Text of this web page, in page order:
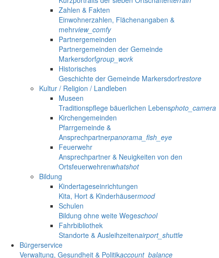
Zahlen & Fakten
Einwohnerzahlen, Flächenangaben &
mehrview_comfy
Partnergemeinden
Partnergemeinden der Gemeinde
Markersdorfgroup_work
Historisches
Geschichte der Gemeinde Markersdorfrestore
Kultur / Religion / Landleben
Museen
Traditionspflege bäuerlichen Lebensphoto_camera
Kirchengemeinden
Pfarrgemeinde &
Ansprechpartnerpanorama_fish_eye
Feuerwehr
Ansprechpartner & Neuigkeiten von den
Ortsfeuerwehrenwhatshot
Bildung
Kindertageseinrichtungen
Kita, Hort & Kinderhäusermood
Schulen
Bildung ohne weite Wegeschool
Fahrbibliothek
Standorte & Ausleihzeitenairport_shuttle
Bürgerservice
Verwaltung, Gesundheit & Politikaccount_balance